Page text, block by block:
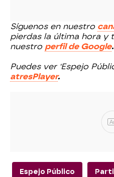
Síguenos en nuestro
pierdas la última hora y
nuestro perfil de Google.
Puedes ver 'Espejo
atresPlayer.
Espejo Público